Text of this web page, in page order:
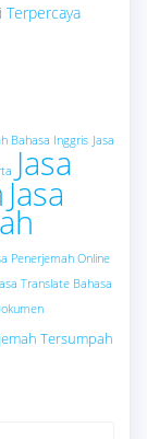
Terpercaya
Bahasa Inggris Jasa
Jasa
Jasa
Penerjemah Online
Translate Bahasa
Tersumpah